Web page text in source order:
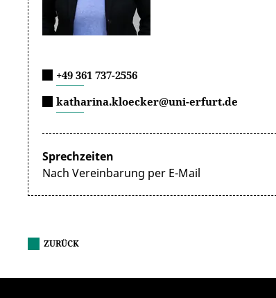
+49 361 737-2556
katharina.kloecker@uni-erfurt.de
Sprechzeiten
Nach Vereinbarung per E-Mail
ZURÜCK